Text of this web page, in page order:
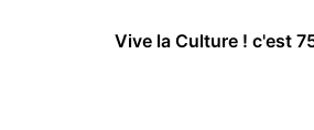
Vive la Culture ! c'est